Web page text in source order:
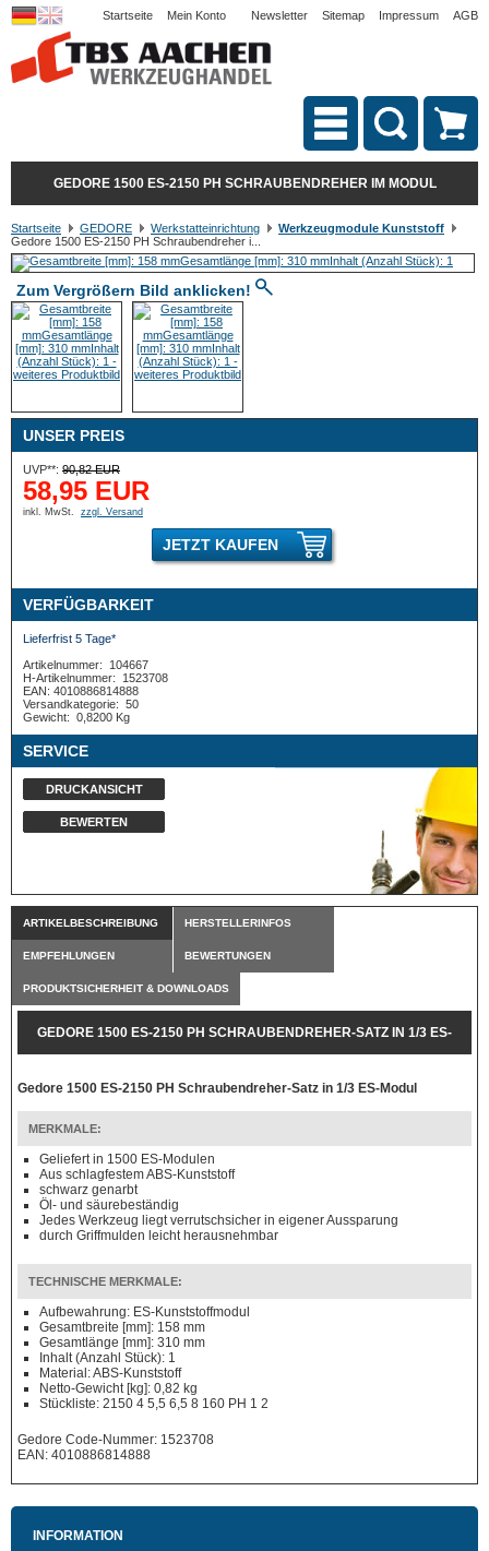
Startseite Mein Konto Newsletter Sitemap Impressum AGB
GEDORE 1500 ES-2150 PH SCHRAUBENDREHER IM MODUL
Startseite GEDORE Werkstatteinrichtung
Werkzeugmodule Kunststoff
Gedore 1500 ES-2150 PH Schraubendreher i...
Zum Vergrößern Bild anklicken!
UNSER PREIS
UVP**: 90,82 EUR
58,95 EUR
inkl. MwSt. zzgl. Versand
JETZT KAUFEN
VERFÜGBARKEIT
Lieferfrist 5 Tage*
Artikelnummer:
104667
H-Artikelnummer:
1523708
EAN: 4010886814888
Versandkategorie: 50
Gewicht: 0,8200 Kg
SERVICE
DRUCKANSICHT
BEWERTEN
ARTIKELBESCHREIBUNG HERSTELLERINFOS
EMPFEHLUNGEN BEWERTUNGEN
PRODUKTSICHERHEIT & DOWNLOADS
GEDORE 1500 ES-2150 PH SCHRAUBENDREHER-SATZ IN 1/3 ES-
Gedore 1500 ES-2150 PH Schraubendreher-Satz in 1/3 ES-Modul
MERKMALE:
Geliefert in 1500 ES-Modulen
Aus schlagfestem ABS-Kunststoff
schwarz genarbt
Öl- und säurebeständig
Jedes Werkzeug liegt verrutschsicher in eigener Aussparung
durch Griffmulden leicht herausnehmbar
TECHNISCHE MERKMALE:
Aufbewahrung: ES-Kunststoffmodul
Gesamtbreite [mm]: 158 mm
Gesamtlänge [mm]: 310 mm
Inhalt (Anzahl Stück): 1
Material: ABS-Kunststoff
Netto-Gewicht [kg]: 0,82 kg
Stückliste: 2150 4 5,5 6,5 8 160 PH 1 2
Gedore Code-Nummer: 1523708
EAN: 4010886814888
INFORMATION